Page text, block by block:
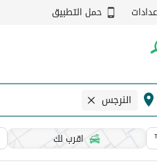
حمل التطبيق
النرجس
اقرب لك